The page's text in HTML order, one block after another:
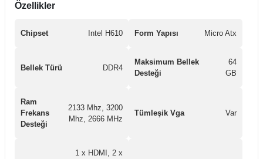
Özellikler
Chipset Intel H610 Form Yapısı Micro Atx
Bellek Türü DDR4
Maksimum Bellek
Desteği
64
GB
Ram
Frekans
Desteği
2133 Mhz, 3200
Mhz, 2666 MHz
Tümleşik Vga Var
1 x HDMI, 2 x